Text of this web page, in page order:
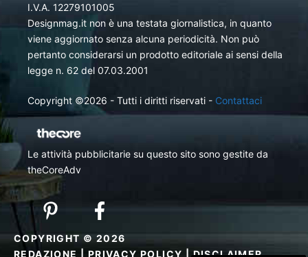
I.V.A. 12279101005
Designmag.it non è una testata giornalistica, in quanto
viene aggiornato senza alcuna periodicità. Non può
pertanto considerarsi un prodotto editoriale ai sensi della
legge n. 62 del 07.03.2001
Copyright ©2026 - Tutti i diritti riservati - Contattaci
Le attività pubblicitarie su questo sito sono gestite da
theCoreAdv
COPYRIGHT © 2026
REDAZIONE
PRIVACY POLICY |DISCLAIMER